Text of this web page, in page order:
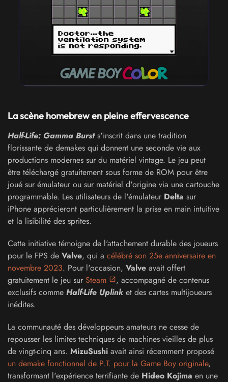
La scène homebrew en pleine effervescence
Half-Life: Gamma Bursts'inscrit dans une tradition
florissante de demakes qui donnent une seconde vie aux
productions modernes sur du matériel vintage. Le jeu peut
être téléchargé gratuitement sous forme de ROM pour être
joué sur émulateur ou sur matériel d'origine via une cartouche
programmable. Les utilisateurs de l'émulateur Delta sur
iPhone apprécieront particulièrement la prise en main intuitive
et la lisibilité des sprites.
Cette initiative témoigne de l'attachement durable des joueurs
pour le FPS de Valve, qui a célébré son 25e anniversaire en
novembre 2023. Pour l'occasion, Valve avait offert
gratuitement le jeu sur Steam
, accompagné de contenus
exclusifs comme Half-Life Uplink et des cartes multijoueurs
inédites.
La communauté des développeurs amateurs ne cesse de
repousser les limites techniques de machines vieilles de plus
de vingt-cinq ans. MizuSushi avait ainsi récemment proposé
un demake fonctionnel de P.T. pour la Game Boy originale,
transformant l'expérience terrifiante de Hideo Kojima en une